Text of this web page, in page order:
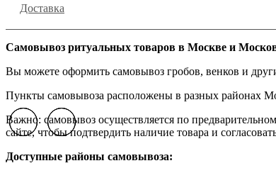
Доставка
Самовывоз ритуальных товаров в Москве и
Вы можете оформить самовывоз гробов, венков и
Пункты самовывоза расположены в разных районах
Важно: самовывоз осуществляется по
сайте, чтобы подтвердить наличие товара и
Доступные районы самовывоза:
Previous slideNext slide
Previous slideNext slide
Previous slideNext slide